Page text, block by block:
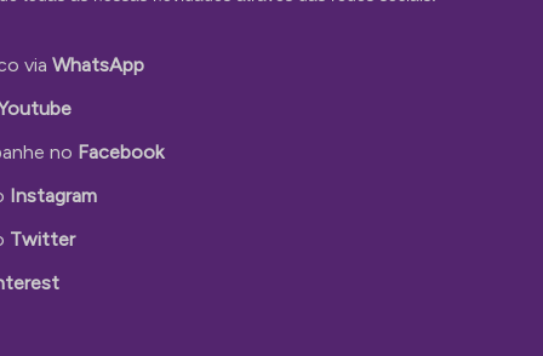
via WhatsApp
no Facebook
Instagram
Twitter